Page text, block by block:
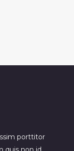
porttitor